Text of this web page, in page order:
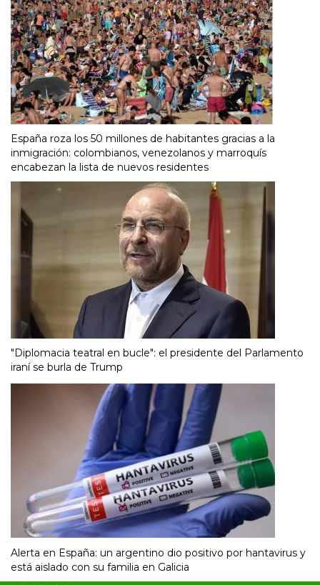
España roza los 50 millones de habitantes gracias a la
inmigración: colombianos, venezolanos y marroquís
encabezan la lista de nuevos residentes
"Diplomacia teatral en bucle": el presidente del Parlamento
iraní se burla de Trump
Alerta en España: un argentino dio positivo por hantavirus y
está aislado con su familia en Galicia